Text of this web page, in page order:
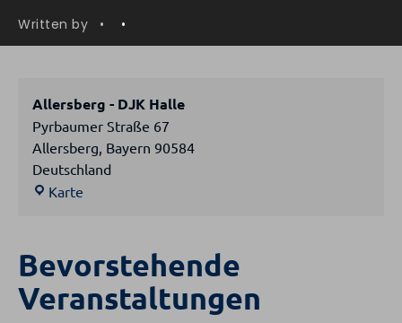
Written by • •
Allersberg - DJK Halle
Pyrbaumer Straße 67
Allersberg, Bayern 90584
Deutschland
Karte
Bevorstehende
Veranstaltungen